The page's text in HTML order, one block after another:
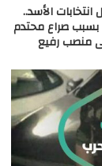
الأسد..
بسبب صراع محتدم
منصب رفيع